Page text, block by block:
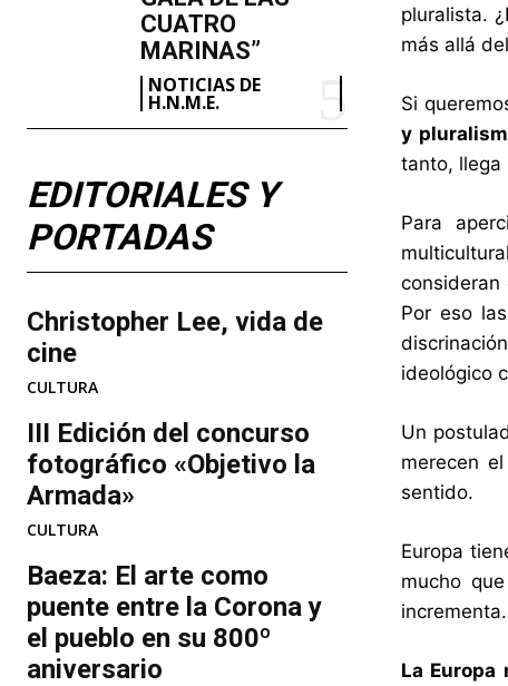
CUATRO
MARINAS”
NOTICIAS DE
H.N.M.E.
EDITORIALES Y
PORTADAS
Christopher Lee, vida de
cine
CULTURA
III Edición del concurso
fotográfico «Objetivo la
Armada»
CULTURA
Baeza: El arte como
puente entre la Corona y
el pueblo en su 800º
aniversario
pluralista.
más allá
Si
y
tanto, llega
Para
Por eso
ideológico
Un
merecen
sentido.
Europa
mucho
incrementa.
La